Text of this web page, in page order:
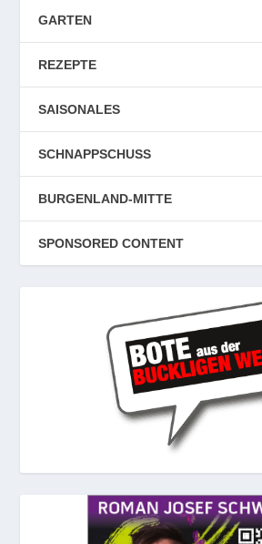
GARTEN
REZEPTE
SAISONALES
SCHNAPPSCHUSS
BURGENLAND-MITTE
SPONSORED CONTENT